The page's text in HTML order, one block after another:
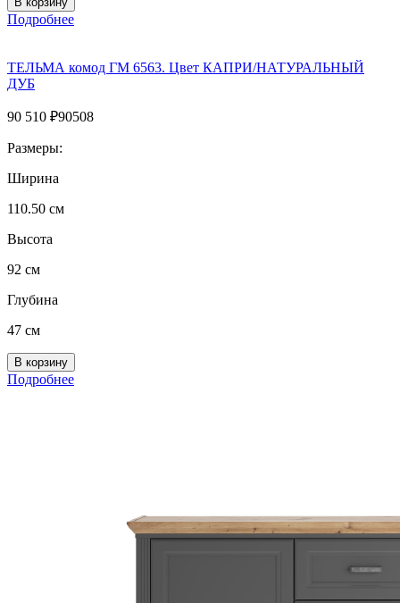
Подробнее
ТЕЛЬМА комод ГМ 6563. Цвет КАПРИ/НАТУРАЛЬНЫЙ
ДУБ
90 510 ₽90508
Размеры:
Ширина
110.50 см
Высота
92 см
Глубина
47 см
Подробнее